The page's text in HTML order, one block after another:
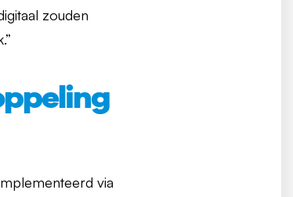
zouden
via